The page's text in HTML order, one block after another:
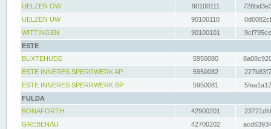
UELZEN OW
90100111
UELZEN UW
90100110
WITTINGEN
90100101
ESTE
BUXTEHUDE
5950080
ESTE INNERES SPERRWERK AP
5950082
ESTE INNERES SPERRWERK BP
5950081
FULDA
BONAFORTH
42900201
GREBENAU
42700202